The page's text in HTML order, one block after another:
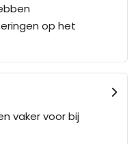
op het
vaker voor bij